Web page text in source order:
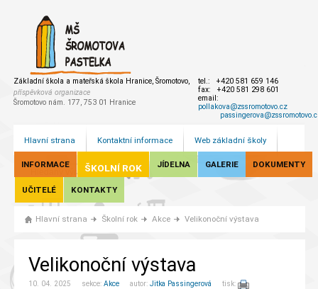
Základní škola a mateřská škola Hranice, Šromotovo,
příspěvková organizace
Šromotovo nám. 177, 753 01 Hranice
tel.: +420 581 659 146
fax: +420 581 298 601
email:
pollakova@zssromotovo.cz
Hlavní strana Kontaktní informace Web základní školy
INFORMACE ŠKOLNÍ ROK JÍDELNA GALERIE DOKUMENTY
UČITELÉ KONTAKTY
Hlavní strana Školní rok Akce Velikonoční výstava
Velikonoční výstava
10. 04. 2025 sekce: Akce autor: Jitka Passingerová tisk: